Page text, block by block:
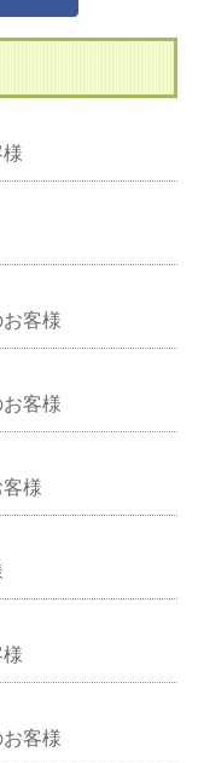
客様
客様
様
客様